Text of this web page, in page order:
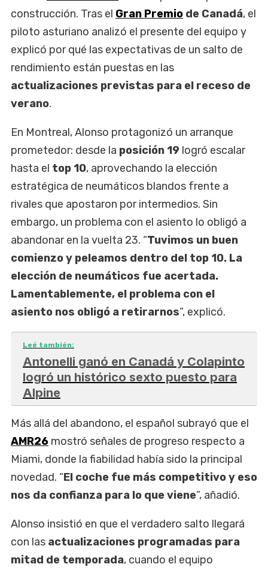
construcción. Tras el Gran Premio de Canadá, el
piloto asturiano analizó el presente del equipo y
explicó por qué las expectativas de un salto de
rendimiento están puestas en las
actualizaciones previstas para el receso de
verano.
En Montreal, Alonso protagonizó un arranque
prometedor: desde la posición 19 logró escalar
hasta el top 10, aprovechando la elección
estratégica de neumáticos blandos frente a
rivales que apostaron por intermedios. Sin
embargo, un problema con el asiento lo obligó a
abandonar en la vuelta 23. “Tuvimos un buen
comienzo y peleamos dentro del top 10. La
elección de neumáticos fue acertada.
Lamentablemente, el problema con el
asiento nos obligó a retirarnos”, explicó.
Leé también:
Antonelli ganó en Canadá y Colapinto
logró un histórico sexto puesto para
Alpine
Más allá del abandono, el español subrayó que el
AMR26 mostró señales de progreso respecto a
Miami, donde la fiabilidad había sido la principal
novedad. “El coche fue más competitivo y eso
nos da confianza para lo que viene”, añadió.
Alonso insistió en que el verdadero salto llegará
con las actualizaciones programadas para
mitad de temporada, cuando el equipo